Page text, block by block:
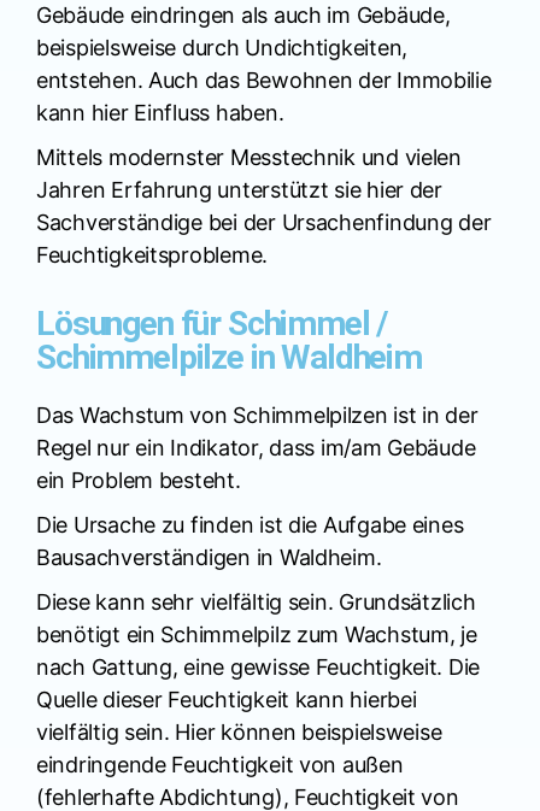
Gebäude eindringen als auch im Gebäude,
beispielsweise durch Undichtigkeiten,
entstehen. Auch das Bewohnen der Immobilie
kann hier Einfluss haben.
Mittels modernster Messtechnik und vielen
Jahren Erfahrung unterstützt sie hier der
Sachverständige bei der Ursachenfindung der
Feuchtigkeitsprobleme.
Lösungen für Schimmel /
Schimmelpilze in Waldheim
Das Wachstum von Schimmelpilzen ist in der
Regel nur ein Indikator, dass im/am Gebäude
ein Problem besteht.
Die Ursache zu finden ist die Aufgabe eines
Bausachverständigen in Waldheim.
Diese kann sehr vielfältig sein. Grundsätzlich
benötigt ein Schimmelpilz zum Wachstum, je
nach Gattung, eine gewisse Feuchtigkeit. Die
Quelle dieser Feuchtigkeit kann hierbei
vielfältig sein. Hier können beispielsweise
eindringende Feuchtigkeit von außen
(fehlerhafte Abdichtung), Feuchtigkeit von